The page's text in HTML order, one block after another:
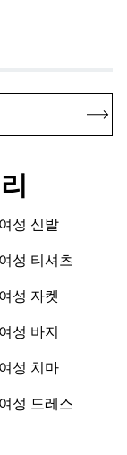
여성 신발
여성 티셔츠
여성 자켓
여성 바지
여성 치마
여성 드레스